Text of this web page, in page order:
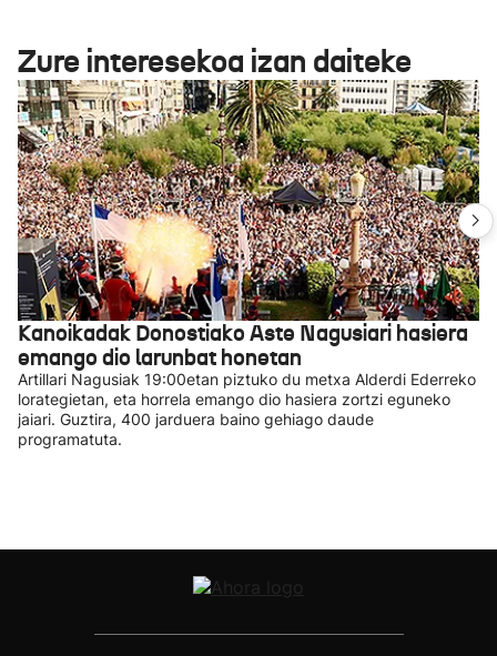
Zure interesekoa izan daiteke
Kanoikadak Donostiako Aste Nagusiari hasiera
emango dio larunbat honetan
Artillari Nagusiak 19:00etan piztuko du metxa Alderdi Ederreko
lorategietan, eta horrela emango dio hasiera zortzi eguneko
jaiari. Guztira, 400 jarduera baino gehiago daude
programatuta.